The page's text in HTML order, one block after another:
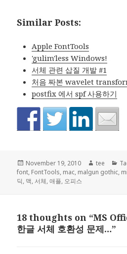
Similar Posts:
Apple FontTools
'gulim'less Windows!
서체 관련 삽질 개발 #1
처음 짜본 wavelet
postfix 에서 spf 사용하기
Posted
on
November 19, 2010 Author
tee
font, FontTools, mac, malgun gothic,
딕, 맥, 서체,애플, 오피스
18 thoughts on “MS
한글 서체 호환성 문제…”